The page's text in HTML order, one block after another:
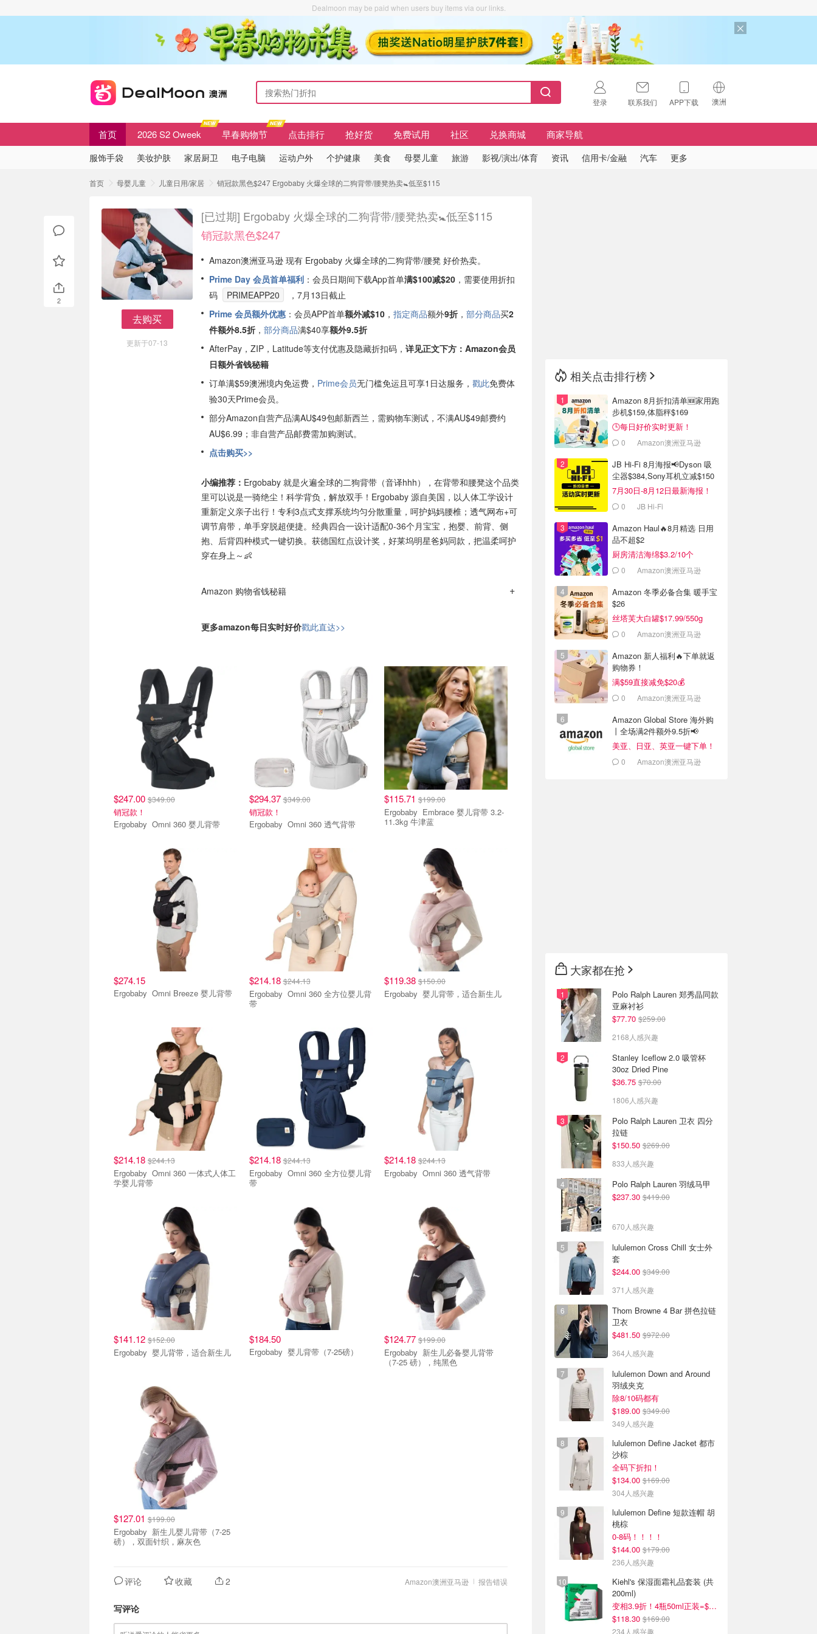
Dealmoon may be paid when users buy items via our links.
登录 联系我们 APP下载 澳洲
🇺🇸
🇨🇳中国
首页 2026 S2 Oweek 早春购物节 点击排行 抢好货 免费试用 社区 兑换商城 商家导航
服饰手袋 美妆护肤 家居厨卫 电子电脑 运动户外 个护健康 美食 母婴儿童 旅游 影视/演出/体育 资讯 信用卡/金融 汽车 更多
首页 母婴儿童 儿童日用/家居 销冠款黑色$247 Ergobaby 火爆全球的二狗背带/腰凳热卖🚼低至$115
去购买
更新于07-13
[已过期] Ergobaby 火爆全球的二狗背带/腰凳热卖🚼低至$115
销冠款黑色$247
Amazon澳洲亚马逊 现有 Ergobaby 火爆全球的二狗背带/腰凳 好价热卖。
Prime Day 会员首单福利 ：会员日期间下载App首单满$100减$20 ，需要使用折扣
码
PRIMEAPP20
，7月13日截止
Prime 会员额外优惠 ：会员APP首单额外减$10 ， 指定商品额外9折 ， 部分商品买2
件额外8.5折 ， 部分商品满$40享额外9.5折
AfterPay，ZIP，Latitude等支付优惠及隐藏折扣码， 详见正文下方：Amazon会员
日额外省钱秘籍
订单满$59澳洲境内免运费， Prime会员无门槛免运且可享1日达服务， 戳此免费体
验30天Prime会员。
部分Amazon自营产品满AU$49包邮新西兰，需购物车测试，不满AU$49邮费约
AU$6.99；非自营产品邮费需加购测试。
点击购买>>
小编推荐： Ergobaby 就是火遍全球的二狗背带（音译hhh），在背带和腰凳这个品类
里可以说是一骑绝尘！科学背负，解放双手！Ergobaby 源自美国，以人体工学设计
重新定义亲子出行！专利3点式支撑系统均匀分散重量，呵护妈妈腰椎；透气网布+可
调节肩带，单手穿脱超便捷。经典四合一设计适配0-36个月宝宝，抱婴、前背、侧
抱、后背四种模式一键切换。获德国红点设计奖，好莱坞明星爸妈同款，把温柔呵护
穿在身上～👶
Amazon 购物省钱秘籍
更多amazon每日实时好价戳此直达>>
$247.00 $349.00
销冠款！
Ergobaby Omni 360 婴儿背带
$294.37$349.00
销冠款！
Ergobaby Omni 360 透气背带
$115.71 $199.00
Ergobaby Embrace 婴儿背带 3.2-
11.3kg 牛津蓝
$274.15
Ergobaby Omni Breeze 婴儿背带
$214.18$244.13
Ergobaby Omni 360 全方位婴儿背
带
$119.38 $150.00
Ergobaby 婴儿背带，适合新生儿
$214.18 $244.13
Ergobaby Omni 360 一体式人体工
学婴儿背带
$214.18$244.13
Ergobaby Omni 360 全方位婴儿背
带
$214.18 $244.13
Ergobaby Omni 360 透气背带
$141.12 $152.00
Ergobaby 婴儿背带，适合新生儿
$184.50
Ergobaby 婴儿背带（7-25磅）
$124.77 $199.00
Ergobaby 新生儿必备婴儿背带
（7-25 磅），纯黑色
$127.01 $199.00
Ergobaby 新生儿婴儿背带（7-25
磅），双面针织，麻灰色
报告错误
Amazon澳洲亚马逊
评论 收藏 2
写评论
2
相关点击排行榜
Amazon 8月折扣清单🆕家用跑
步机$159,体脂秤$169
🕒每日好价实时更新！
0 Amazon澳洲亚马逊
JB Hi-Fi 8月海报📢Dyson 吸
尘器$384,Sony耳机立减$150
7月30日-8月12日最新海报！
0 JB Hi-Fi
Amazon Haul🔥8月精选 日用
品不超$2
厨房清洁海绵$3.2/10个
0 Amazon澳洲亚马逊
Amazon 冬季必备合集 暖手宝
$26
丝塔芙大白罐$17.99/550g
0 Amazon澳洲亚马逊
Amazon 新人福利🔥下单就返
购物券！
满$59直接减免$20💰
0 Amazon澳洲亚马逊
Amazon Global Store 海外购
丨全场满2件额外9.5折📢
美亚、日亚、英亚一键下单！
0 Amazon澳洲亚马逊
大家都在抢
Polo Ralph Lauren 郑秀晶同款
亚麻衬衫
$77.70 $259.00
2168人感兴趣
Stanley Iceflow 2.0 吸管杯
30oz Dried Pine
$36.75 $70.00
1806人感兴趣
Polo Ralph Lauren 卫衣 四分
拉链
$150.50 $269.00
833人感兴趣
Polo Ralph Lauren 羽绒马甲
$237.30 $419.00
670人感兴趣
lululemon Cross Chill 女士外
套
$244.00 $349.00
371人感兴趣
Thom Browne 4 Bar 拼色拉链
卫衣
$481.50 $972.00
364人感兴趣
lululemon Down and Around
羽绒夹克
除8/10码都有
$189.00 $349.00
349人感兴趣
lululemon Define Jacket 都市
沙棕
全码下折扣！
$134.00 $169.00
304人感兴趣
lululemon Define 短款连帽 胡
桃棕
0-8码！！！！
$144.00 $179.00
236人感兴趣
Kiehl's 保湿面霜礼品套装 (共
200ml)
变相3.9折！4瓶50ml正装=$29/瓶
$118.30 $169.00
234人感兴趣